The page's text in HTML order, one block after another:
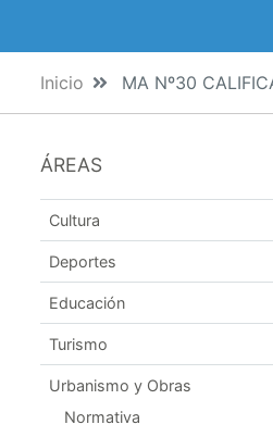
Inicio MA Nº30
ÁREAS
Cultura
Deportes
Educación
Turismo
Urbanismo y Obras
Normativa